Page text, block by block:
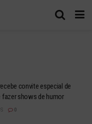
convite especial de
fazer shows de humor